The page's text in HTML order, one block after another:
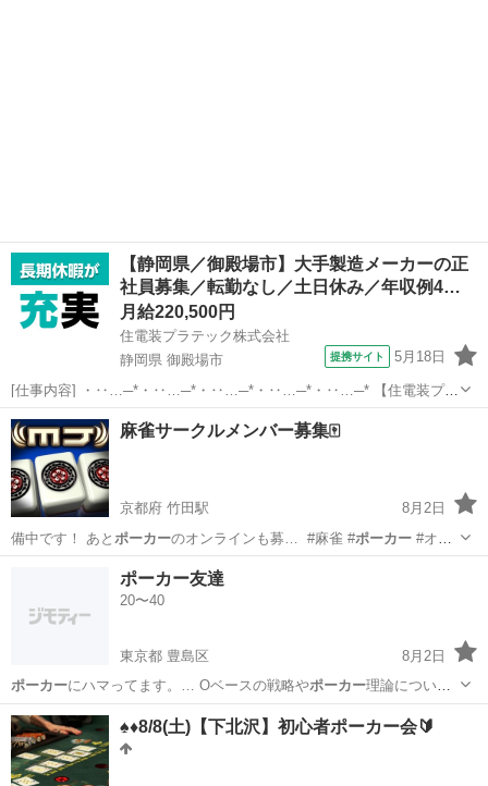
【静岡県／御殿場市】大手製造メーカーの正
社員募集／転勤なし／土日休み／年収例4…
月給220,500円
住電装プラテック株式会社
静岡県 御殿場市
提携サイト 5月18日
[仕事内容] ・‥…─*・‥…─*・‥…─*・‥…─*・‥…─* 【住電装プラ
テック株式会社】 当社では、 自動車の情報を伝達する重要な役割を果
たしている、 ワイヤーハーネスの配線の分岐や接続を担うコネクタの
製造を成形・プ...
静岡 御殿場市 工場
麻雀サークルメンバー募集🀄
京都府 竹田駅
8月2日
備中です！ あと ポーカー のオンラインも募… ️ #麻雀 #ポーカー#オン
ライン … MJ麻雀 #ppポーカー#雀荘
その他
ポーカー友達
20〜40
東京都 豊島区
8月2日
ポーカーにハマってます。… Oベースの戦略やポーカー理論について
話し…
東京 豊島区 その他
♠️♦️8/8(土)【下北沢】初心者ポーカー会🔰